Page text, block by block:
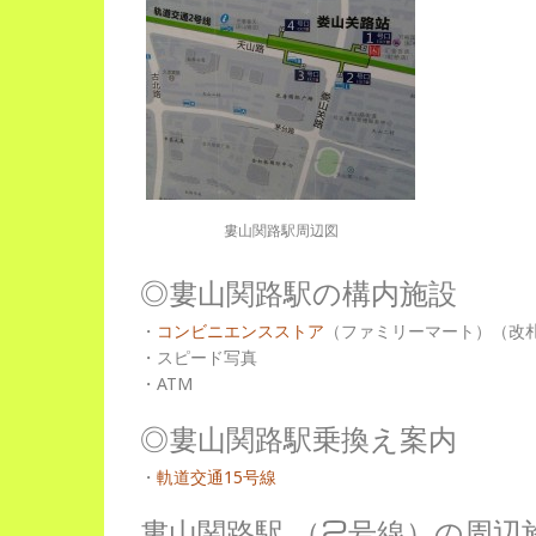
婁山関路駅周辺図
◎婁山関路駅の構内施設
・ コンビニエンスストア （ファミリーマート）（改
・スピード写真
・ATM
◎婁山関路駅乗換え案内
・ 軌道交通15号線